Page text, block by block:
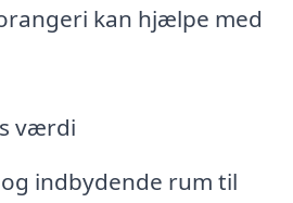
kan hjælpe med
værdi
indbydende rum til